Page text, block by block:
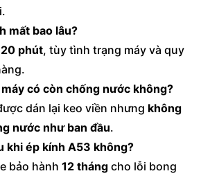
mất bao lâu?
phút, tùy tình trạng máy và quy
có còn chống nước không?
dán lại keo viền nhưng không
nước như ban đầu.
khi ép kính A53 không?
bảo hành 12 tháng cho lỗi bong